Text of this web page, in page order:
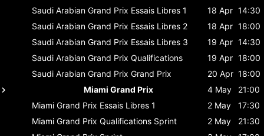
Saudi Arabian Grand Prix Essais Libres 1 18 Apr 14:30
Saudi Arabian Grand Prix Essais Libres 2 18 Apr 18:00
Saudi Arabian Grand Prix Essais Libres 3 19 Apr 14:30
Saudi Arabian Grand Prix Qualifications 19 Apr 18:00
Saudi Arabian Grand Prix Grand Prix 20 Apr 18:00
Miami Grand Prix
4 May
21:00
Miami Grand Prix Essais Libres 1 2 May
17:30
Miami Grand Prix Qualifications Sprint 2 May
21:30